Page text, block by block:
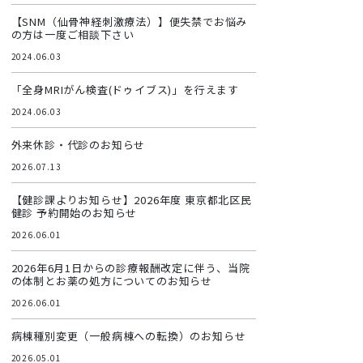
【SNM（仙骨神経刺激療法）】便失禁でお悩み
の方は一度ご相談下さい
2024.06.03
「全身MRIがん検査(ドゥイブス)」を行えます
2024.06.03
外来休診・代診のお知らせ
2026.07.13
【健診課よりお知らせ】2026年度 東京都北区民
健診 予約開始のお知らせ
2026.06.01
2026年6月1日からの診療報酬改定に伴う、当院
の体制とお薬の処方についてのお知らせ
2026.06.01
病棟種別変更（一般病棟への転換）のお知らせ
2026.05.01